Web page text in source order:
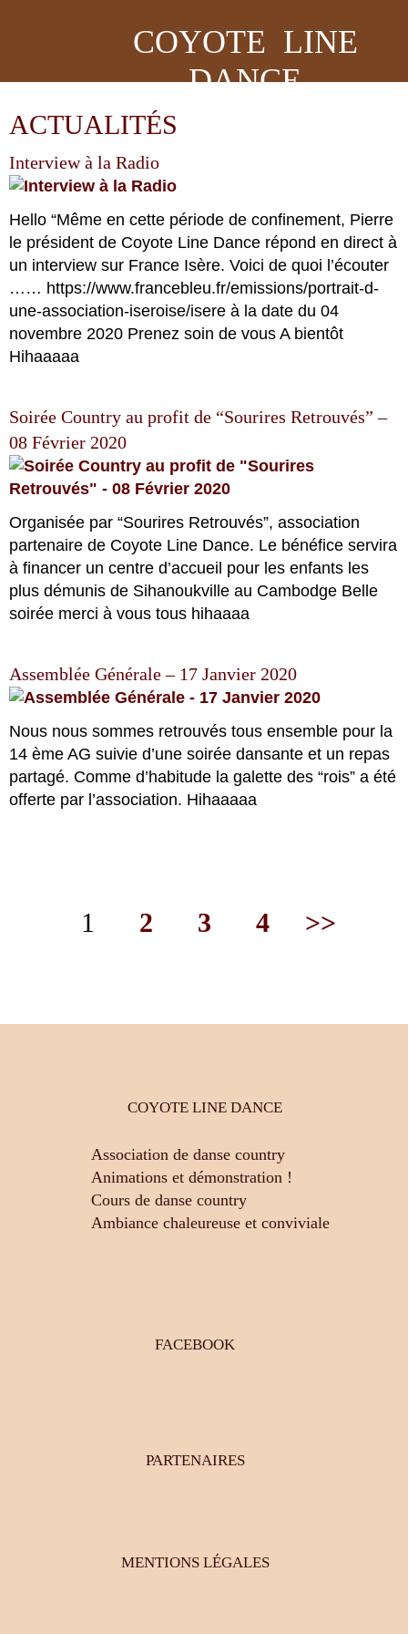
COYOTE LINE
DANCE
ACTUALITÉS
Interview à la Radio
Hello “Même en cette période de confinement, Pierre
le président de Coyote Line Dance répond en direct à
un interview sur France Isère. Voici de quoi l’écouter
…… https://www.francebleu.fr/emissions/portrait-d-
une-association-iseroise/isere à la date du 04
novembre 2020 Prenez soin de vous A bientôt
Hihaaaaa
Soirée Country au profit de “Sourires Retrouvés” –
08 Février 2020
Organisée par “Sourires Retrouvés”, association
partenaire de Coyote Line Dance. Le bénéfice servira
à financer un centre d’accueil pour les enfants les
plus démunis de Sihanoukville au Cambodge Belle
soirée merci à vous tous hihaaaa
Assemblée Générale – 17 Janvier 2020
Nous nous sommes retrouvés tous ensemble pour la
14 ème AG suivie d’une soirée dansante et un repas
partagé. Comme d’habitude la galette des “rois” a été
offerte par l’association. Hihaaaaa
1 2 3 4 >>
COYOTE LINE DANCE
Association de danse country
Animations et démonstration !
Cours de danse country
Ambiance chaleureuse et conviviale
FACEBOOK
PARTENAIRES
MENTIONS LÉGALES